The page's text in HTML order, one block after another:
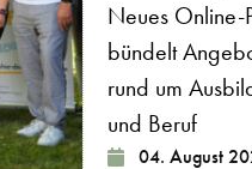
Neues Online-
bündelt
rund um
und Beruf
04. August